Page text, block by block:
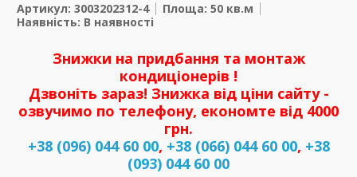
Артикул: 3003202312-4
Площа: 50 кв.м
Наявність: В наявності
Знижки на придбання та монтаж
кондиціонерів !
Дзвоніть зараз! Знижка від ціни сайту -
озвучимо по телефону, економте від 4000
грн.
+38 (096) 044 60 00, +38 (066) 044 60 00, +38
(093) 044 60 00